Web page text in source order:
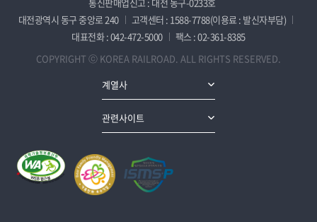
대전광역시 동구 중앙로 240
고객센터 : 1588-7788(이용료 : 발신자부담)
대표전화 : 042-472-5000
팩스 : 02-361-8385
COPYRIGHT ⓒ KOREA RAILROAD. ALL RIGHTS RESERVED.
계열사
관련사이트